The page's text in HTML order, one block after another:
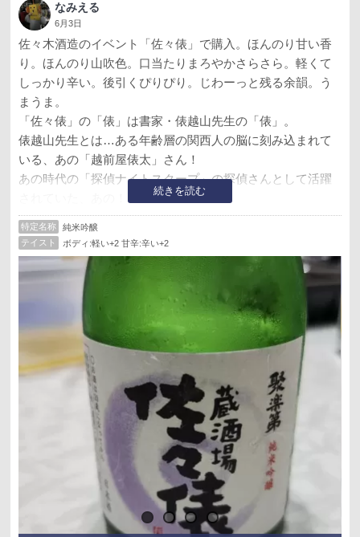
なみえる
6月3日
続きを読む
佐々木酒造のイベント「佐々俵」で購入。ほんのり甘い香
り。ほんのり山吹色。口当たりまろやかさらさら。軽くて
しっかり辛い。後引くぴりぴり。じわーっと残る余韻。う
まうま。
「佐々俵」の「俵」は書家・俵越山先生の「俵」。
俵越山先生とは…ある年齢層の関西人の脳に刻み込まれて
いる、あの「越前屋俵太」さん！
あの時代の「探偵ナイトスクープ」の探偵さんとして活躍
お会いできて感動…。
特定名称
純米吟醸
テイスト
ボディ:軽い+2 甘辛:辛い+2